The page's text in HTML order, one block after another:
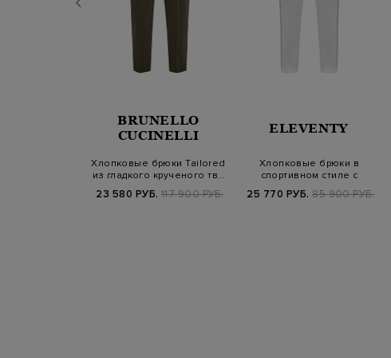
BRUNELLO
CUCINELLI
Хлопковые брюки Tailored
из гладкого крученого тв…
23 580 РУБ. 117 900 РУБ.
ELEVENTY
Хлопковые брюки в
спортивном стиле с
25 770 РУБ. 85 900 РУБ.